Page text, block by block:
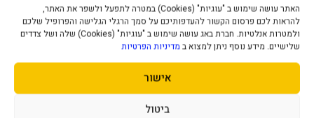
האתר עושה שימוש ב "עוגיות" (Cookies) במטרה לתפעל ולשפר את האתר,
להראות לכם פרסום הקשור להעדפותיכם על סמך הרגלי הגלישה והפרופיל שלכם
ולמטרות אנלטיות. חברת באג עושה שימוש ב "עוגיות" (Cookies) שלה ושל צדדים
שלישיים. מידע נוסף ניתן למצוא ב מדיניות הפרטיות
אישור
ביטול
מק"ט יצרן GV-N507TEAGLEOC-16GD
מנוע גרפי NVIDIA GeForce RTX™ 5070 Ti
זיכרון 16GB
חיבורים לספק כוח 1X16 PIN (3X8PIN|)
ממשק זיכרון 256BIT